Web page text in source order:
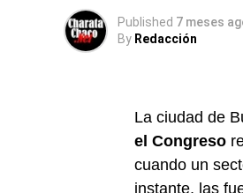
Published 7 meses
By Redacción
La ciudad de
el Congreso
cuando un
instante, las